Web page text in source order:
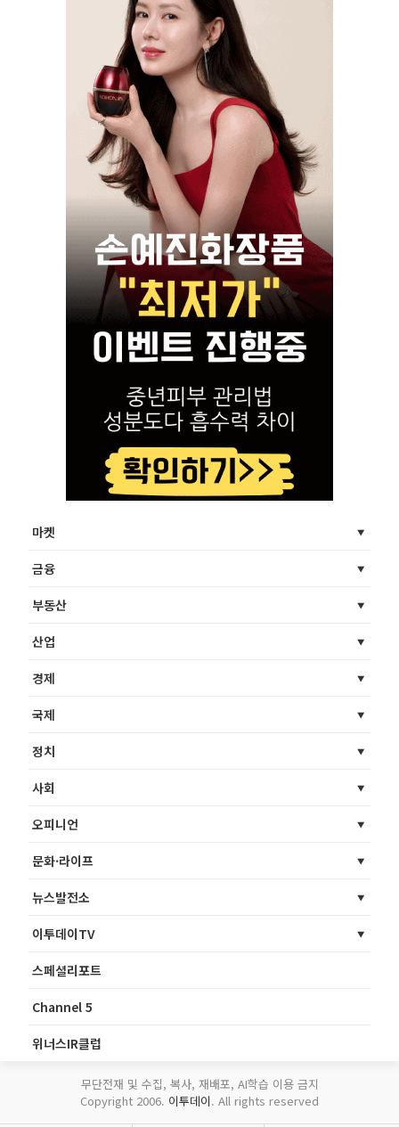
마켓
금융
부동산
산업
경제
국제
정치
사회
오피니언
문화·라이프
뉴스발전소
이투데이TV
스페셜리포트
Channel 5
위너스IR클럽
무단전재 및 수집, 복사, 재배포, AI학습 이용 금지
Copyright 2006. 이투데이. All rights reserved